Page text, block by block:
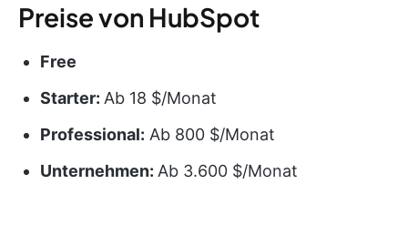
Preise von HubSpot
Free
Starter: Ab 18 $/Monat
Professional: Ab 800 $/Monat
Unternehmen: Ab 3.600 $/Monat